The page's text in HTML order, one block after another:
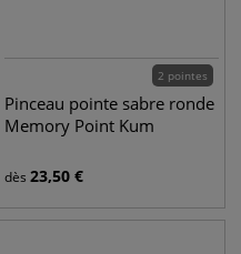
2 pointes
Pinceau pointe sabre ronde
Memory Point Kum
dès 23,50 €